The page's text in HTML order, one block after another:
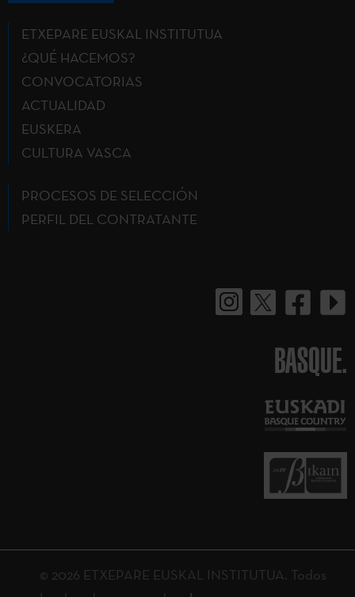
ETXEPARE EUSKAL INSTITUTUA
¿QUÉ HACEMOS?
CONVOCATORIAS
ACTUALIDAD
EUSKERA
CULTURA VASCA
PROCESOS DE SELECCIÓN
PERFIL DEL CONTRATANTE
BASQUE.
© 2026 ETXEPARE EUSKAL INSTITUTUA. Todos